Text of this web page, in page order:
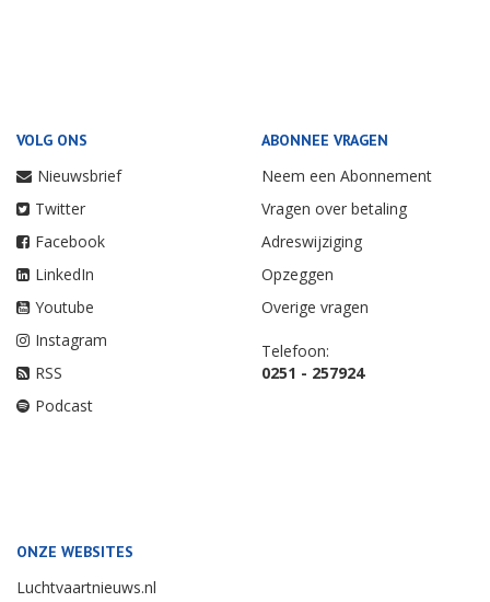
VOLG ONS
Nieuwsbrief
Twitter
Facebook
LinkedIn
Youtube
Instagram
RSS
Podcast
ABONNEE VRAGEN
Neem een Abonnement
Vragen over betaling
Adreswijziging
Opzeggen
Overige vragen
Telefoon:
0251 - 257924
ONZE WEBSITES
Luchtvaartnieuws.nl